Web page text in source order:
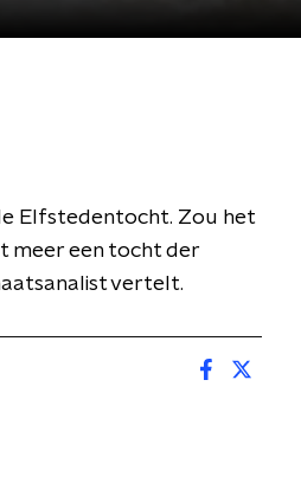
Elfstedentocht. Zou het
meer een tocht der
vertelt.